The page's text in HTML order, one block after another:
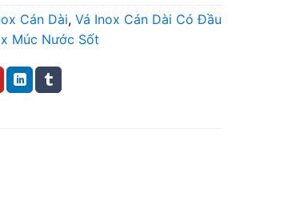
Cán Dài,Vá Inox Cán Dài Có Đầu
Múc Nước Sốt